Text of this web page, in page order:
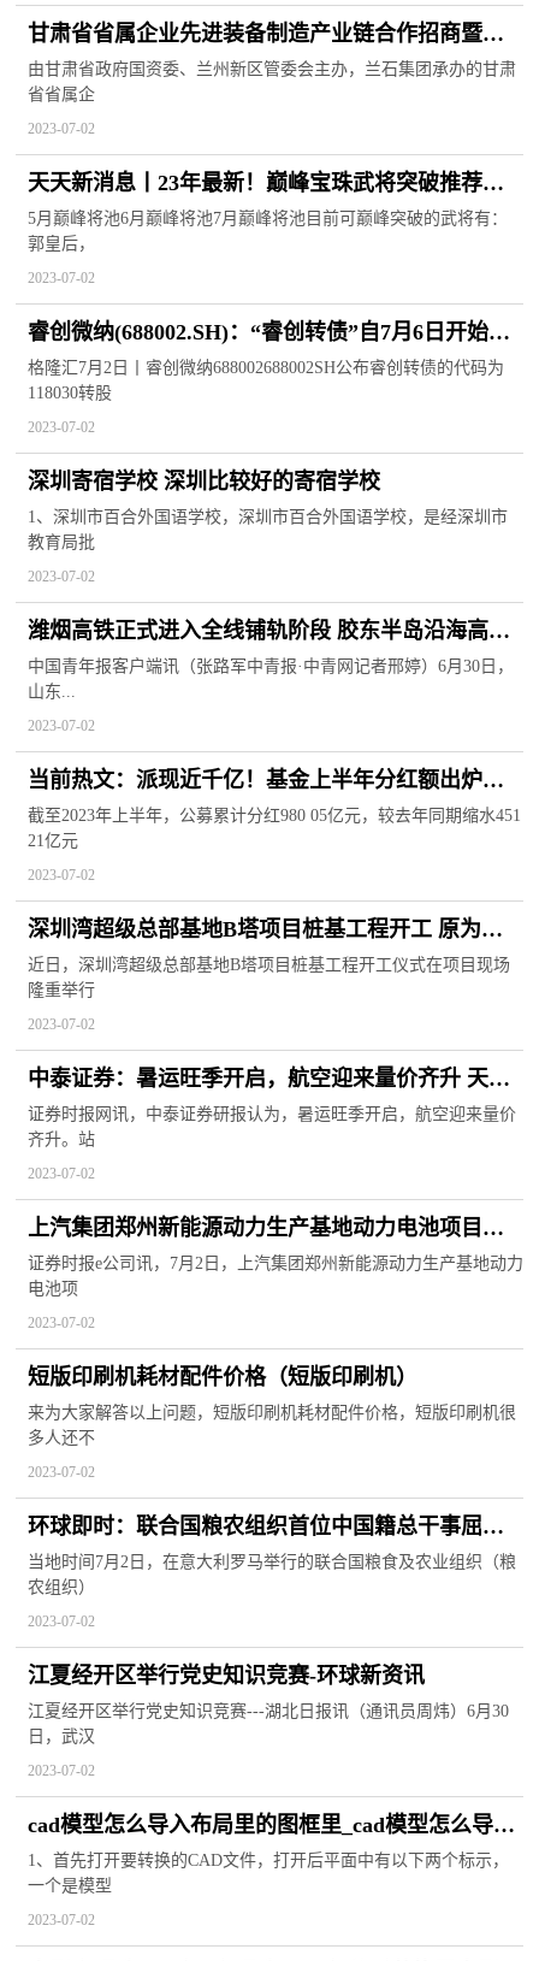
甘肃省省属企业先进装备制造产业链合作招商暨新
产品发布会顺利举行 全球观天下
由甘肃省政府国资委、兰州新区管委会主办，兰石集团承办的甘肃
省省属企
2023-07-02
天天新消息丨23年最新！巅峰宝珠武将突破推荐
【三国杀十周年】#公孙瓒#群黄月英#郭皇后
5月巅峰将池6月巅峰将池7月巅峰将池目前可巅峰突破的武将有：
郭皇后，
2023-07-02
睿创微纳(688002.SH)：“睿创转债”自7月6日开始转
股-热门
格隆汇7月2日丨睿创微纳688002688002SH公布睿创转债的代码为
118030转股
2023-07-02
深圳寄宿学校 深圳比较好的寄宿学校
1、深圳市百合外国语学校，深圳市百合外国语学校，是经深圳市
教育局批
2023-07-02
潍烟高铁正式进入全线铺轨阶段 胶东半岛沿海高铁
即将成环 环球最新
中国青年报客户端讯（张路军中青报·中青网记者邢婷）6月30日，
山东...
2023-07-02
当前热文：派现近千亿！基金上半年分红额出炉，
债基最豪爽，占比超八成
截至2023年上半年，公募累计分红980 05亿元，较去年同期缩水451
21亿元
2023-07-02
深圳湾超级总部基地B塔项目桩基工程开工 原为深
圳恒大总部项目用地|世界快看
近日，深圳湾超级总部基地B塔项目桩基工程开工仪式在项目现场
隆重举行
2023-07-02
中泰证券：暑运旺季开启，航空迎来量价齐升 天天
聚看点
证券时报网讯，中泰证券研报认为，暑运旺季开启，航空迎来量价
齐升。站
2023-07-02
上汽集团郑州新能源动力生产基地动力电池项目启
动
证券时报e公司讯，7月2日，上汽集团郑州新能源动力生产基地动力
电池项
2023-07-02
短版印刷机耗材配件价格（短版印刷机）
来为大家解答以上问题，短版印刷机耗材配件价格，短版印刷机很
多人还不
2023-07-02
环球即时：联合国粮农组织首位中国籍总干事屈冬
玉获得连任
当地时间7月2日，在意大利罗马举行的联合国粮食及农业组织（粮
农组织）
2023-07-02
江夏经开区举行党史知识竞赛-环球新资讯
江夏经开区举行党史知识竞赛---湖北日报讯（通讯员周炜）6月30
日，武汉
2023-07-02
cad模型怎么导入布局里的图框里_cad模型怎么导入
布局 全球播报
1、首先打开要转换的CAD文件，打开后平面中有以下两个标示，
一个是模型
2023-07-02